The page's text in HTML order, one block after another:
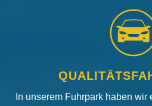
In unserem Fuhrpark haben wir